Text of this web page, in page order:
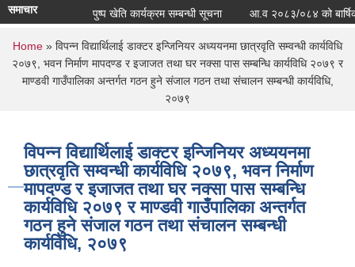
समाचार पुष्प खेति कार्यक्रम सम्बन्धी सूचना आ.व २०८३/०८४ को बार्षिक
You are here
Home » विपन्न विद्यार्थिलाई डाक्टर इन्जिनियर अध्ययनमा छात्रवृति सम्वन्धी कार्यविधि
२०७९, भवन निर्माण मापदण्ड र इजाजत तथा घर नक्सा पास सम्बन्धि कार्यविधि २०७९ र
माण्डवी गाउँपालिका अन्तर्गत गठन हुने संजाल गठन तथा संचालन सम्बन्धी कार्यविधि,
२०७९
विपन्न विद्यार्थिलाई डाक्टर इन्जिनियर अध्ययनमा
छात्रवृति सम्वन्धी कार्यविधि २०७९, भवन निर्माण
मापदण्ड र इजाजत तथा घर नक्सा पास सम्बन्धि
कार्यविधि २०७९ र माण्डवी गाउँपालिका अन्तर्गत
गठन हुने संजाल गठन तथा संचालन सम्बन्धी
कार्यविधि, २०७९